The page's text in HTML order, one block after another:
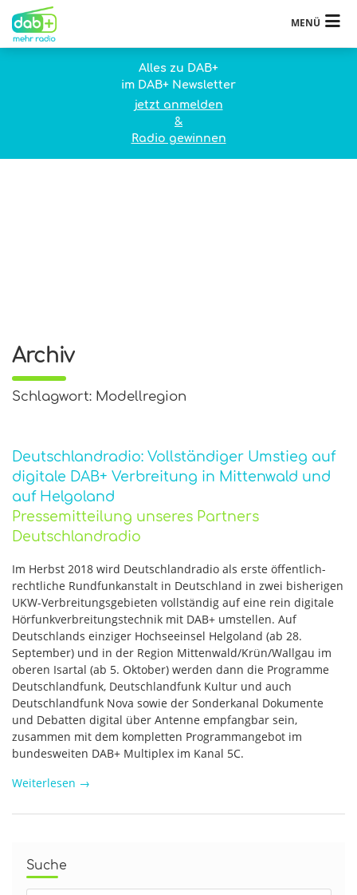
MENÜ
Alles zu DAB+
im DAB+ Newsletter
jetzt anmelden
&
Radio gewinnen
Archiv
Schlagwort: Modellregion
Deutschlandradio: Vollständiger Umstieg auf
digitale DAB+ Verbreitung in Mittenwald und
auf Helgoland
Pressemitteilung unseres Partners
Deutschlandradio
Im Herbst 2018 wird Deutschlandradio als erste öffentlich-
rechtliche Rundfunkanstalt in Deutschland in zwei bisherigen
UKW-Verbreitungsgebieten vollständig auf eine rein digitale
Hörfunkverbreitungstechnik mit DAB+ umstellen. Auf
Deutschlands einziger Hochseeinsel Helgoland (ab 28.
September) und in der Region Mittenwald/Krün/Wallgau im
oberen Isartal (ab 5. Oktober) werden dann die Programme
Deutschlandfunk, Deutschlandfunk Kultur und auch
Deutschlandfunk Nova sowie der Sonderkanal Dokumente
und Debatten digital über Antenne empfangbar sein,
zusammen mit dem kompletten Programmangebot im
bundesweiten DAB+ Multiplex im Kanal 5C.
Weiterlesen →
Suche